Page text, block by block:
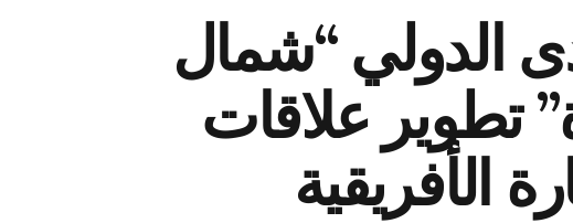
الدولي “شمال
تطوير علاقات
الأفريقية